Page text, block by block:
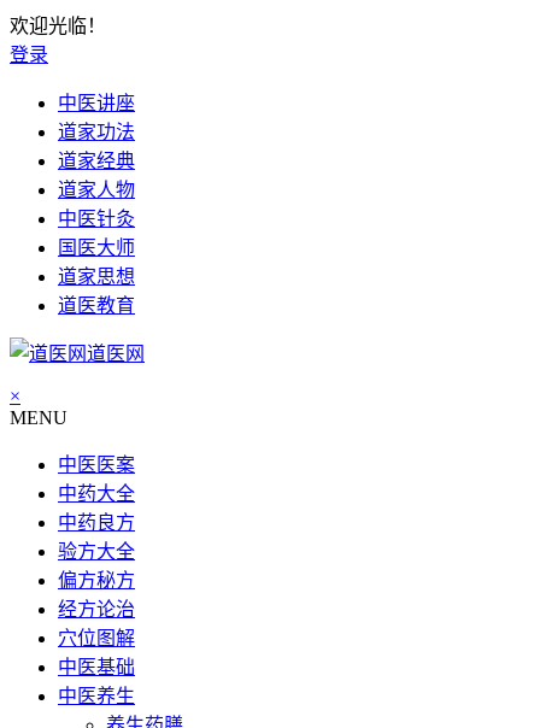
欢迎光临！
登录
中医讲座
道家功法
道家经典
道家人物
中医针灸
国医大师
道家思想
道医教育
道医网
×
MENU
中医医案
中药大全
中药良方
验方大全
偏方秘方
经方论治
穴位图解
中医基础
中医养生